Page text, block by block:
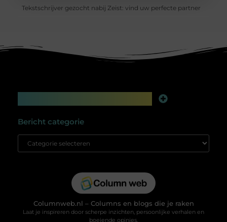
Tekstschrijver gezocht nabij Zeist: vind uw perfecte partner
Bericht categorie
Columnweb.nl – Columns en blogs die je raken
Laat je inspireren door scherpe inzichten, persoonlijke verhalen en
boeiende opinies.